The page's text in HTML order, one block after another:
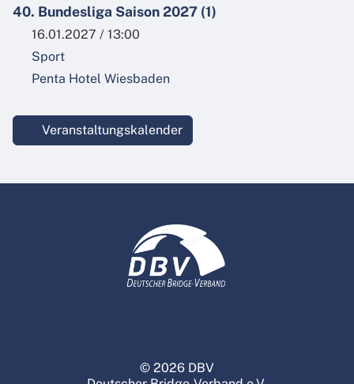
40. Bundesliga Saison 2027 (1)
16.01.2027 / 13:00
Sport
Penta Hotel Wiesbaden
Veranstaltungskalender
© 2026 DBV